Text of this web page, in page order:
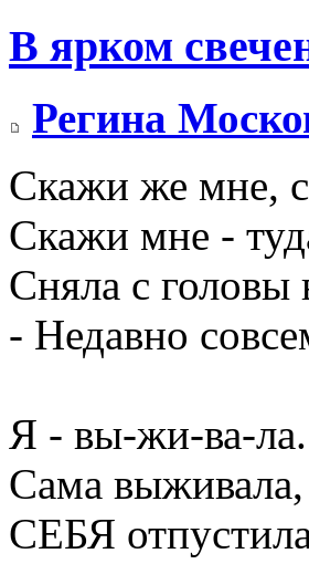
В ярком
Регина
Скажи же мне,
Скажи мне -
Сняла с головы
- Недавно
Я - вы-жи-ва-
Сама
СЕБЯ